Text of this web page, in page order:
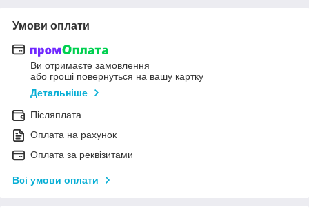
Умови оплати
Ви отримаєте замовлення
або гроші повернуться на вашу картку
Детальніше
Післяплата
Оплата на рахунок
Оплата за реквізитами
Всі умови оплати